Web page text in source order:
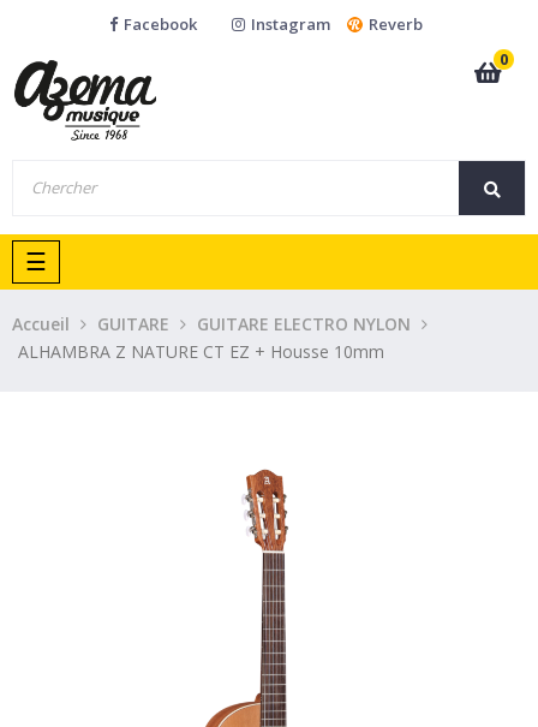
Facebook Instagram
Reverb
0
Basculer
la
navigation
☰
Accueil GUITARE
GUITARE ELECTRO NYLON
ALHAMBRA Z NATURE CT EZ + Housse 10mm